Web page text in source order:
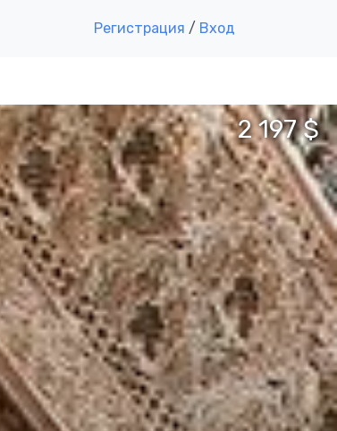
Регистрация / Вход
2 197 $